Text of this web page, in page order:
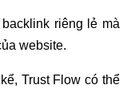
riêng lẻ mà
website.
Trust Flow có thể